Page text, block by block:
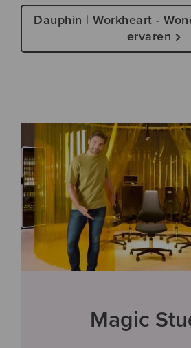
Dauphin | Workheart -
ervaren
Magic